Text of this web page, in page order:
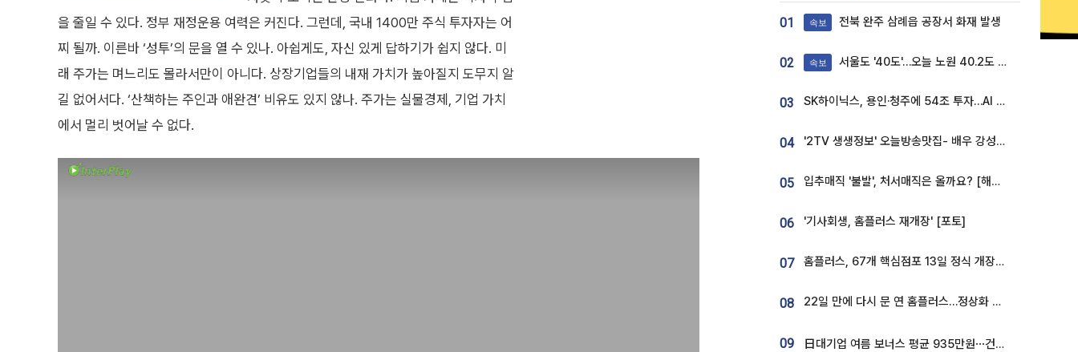
을 줄일 수 있다. 정부 재정운용 여력은 커진다. 그런데, 국내 1400만 주식 투자자는 어
찌 될까. 이른바 ‘성투’의 문을 열 수 있나. 아쉽게도, 자신 있게 답하기가 쉽지 않다. 미
래 주가는 며느리도 몰라서만이 아니다. 상장기업들의 내재 가치가 높아질지 도무지 알
길 없어서다. ‘산책하는 주인과 애완견’ 비유도 있지 않나. 주가는 실물경제, 기업 가치
에서 멀리 벗어날 수 없다.
01 속보 전북 완주 삼례읍 공장서 화재 발생
02 속보 서울도 '40도'…오늘 노원 40.2도 기록
03 SK하이닉스, 용인·청주에 54조 투자…AI 메모리 생산기지 키운다
04 '2TV 생생정보' 오늘방송맛집- 배우 강성진 단골! 쌀국수ㆍ푸팟퐁 커리 맛집 '블○○○'
05 입추매직 '불발', 처서매직은 올까요? [해시태그]
06 '기사회생, 홈플러스 재개장' [포토]
07 홈플러스, 67개 핵심점포 13일 정식 개장…영업 재개 속도
08 22일 만에 다시 문 연 홈플러스…정상화 바쁜데 재고 없어 ‘발동동’[가보니]
09 日대기업 여름 보너스 평균 935만원⋯건설회사 1800만 넘어